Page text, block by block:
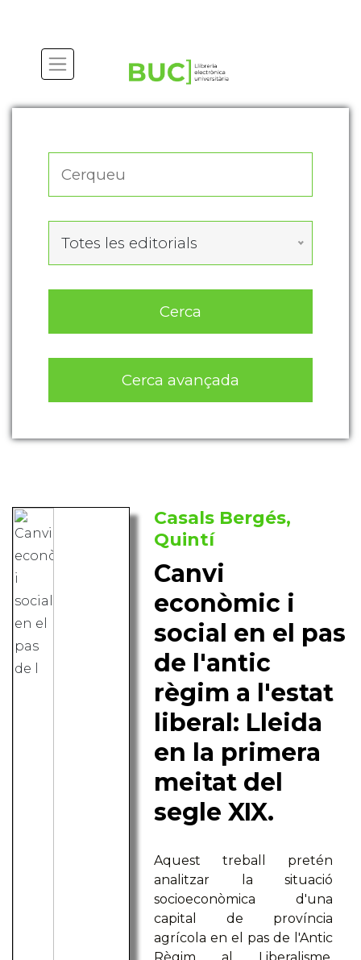
Totes les editorials
Cerca
Cerca avançada
Casals Bergés,
Quintí
Canvi
econòmic i
social en el pas
de l'antic
règim a l'estat
liberal: Lleida
en la primera
meitat del
segle XIX.
Aquest treball pretén
analitzar la situació
socioeconòmica d'una
capital de província
agrícola en el pas de l'Antic